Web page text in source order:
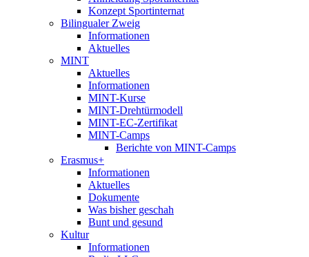
Konzept Sportinternat
Bilingualer Zweig
Informationen
Aktuelles
MINT
Aktuelles
Informationen
MINT-Kurse
MINT-Drehtürmodell
MINT-EC-Zertifikat
MINT-Camps
Berichte von MINT-Camps
Erasmus+
Informationen
Aktuelles
Dokumente
Was bisher geschah
Bunt und gesund
Kultur
Informationen